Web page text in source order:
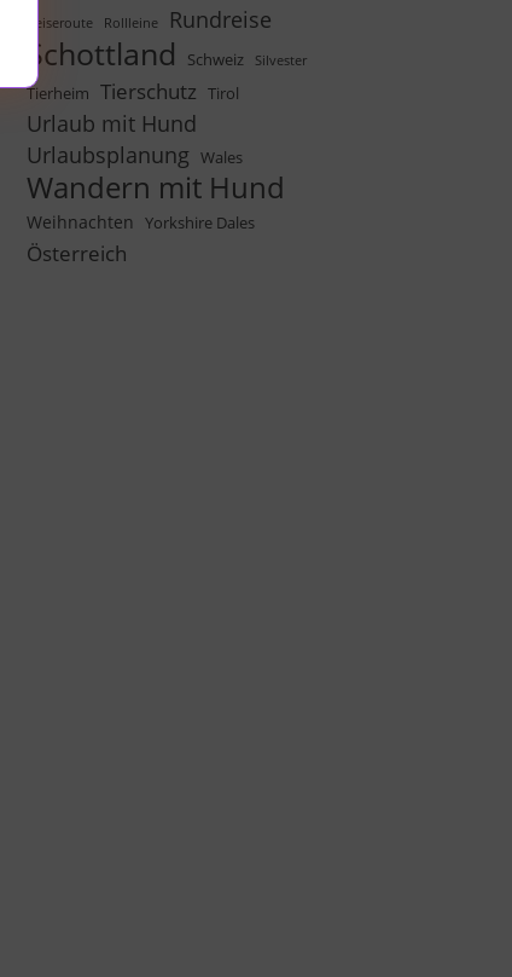
Reiseroute Rollleine Rundreise
Schottland Schweiz Silvester
Tierheim Tierschutz Tirol
Urlaub mit Hund
Urlaubsplanung Wales
Wandern mit Hund
Weihnachten Yorkshire Dales
Österreich